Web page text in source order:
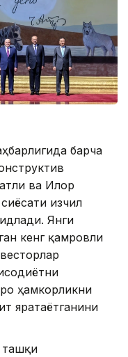
барча
ва Илғор
изчил
Янги
кенг қамровли
ҳамкорликни
яратаётганини
ташқи